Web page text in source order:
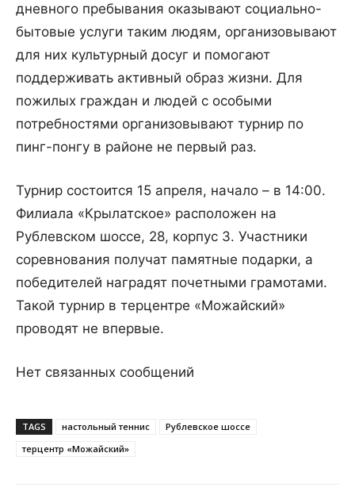
дневного пребывания оказывают социально-
бытовые услуги таким людям, организовывают
для них культурный досуг и помогают
поддерживать активный образ жизни. Для
пожилых граждан и людей с особыми
потребностями организовывают турнир по
пинг-понгу в районе не первый раз.
Турнир состоится 15 апреля, начало – в 14:00.
Филиала «Крылатское» расположен на
Рублевском шоссе, 28, корпус 3. Участники
соревнования получат памятные подарки, а
победителей наградят почетными грамотами.
Такой турнир в терцентре «Можайский»
проводят не впервые.
Нет связанных сообщений
TAGS настольный теннис
Рублевское шоссе
терцентр «Можайский»